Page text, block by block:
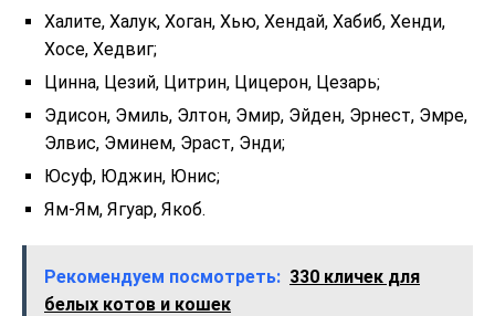
Халите, Халук, Хоган, Хью, Хендай, Хабиб, Хенди,
Хосе, Хедвиг;
Цинна, Цезий, Цитрин, Цицерон, Цезарь;
Эдисон, Эмиль, Элтон, Эмир, Эйден, Эрнест, Эмре,
Элвис, Эминем, Эраст, Энди;
Юсуф, Юджин, Юнис;
Ям-Ям, Ягуар, Якоб.
Рекомендуем посмотреть: 330 кличек для
белых котов и кошек